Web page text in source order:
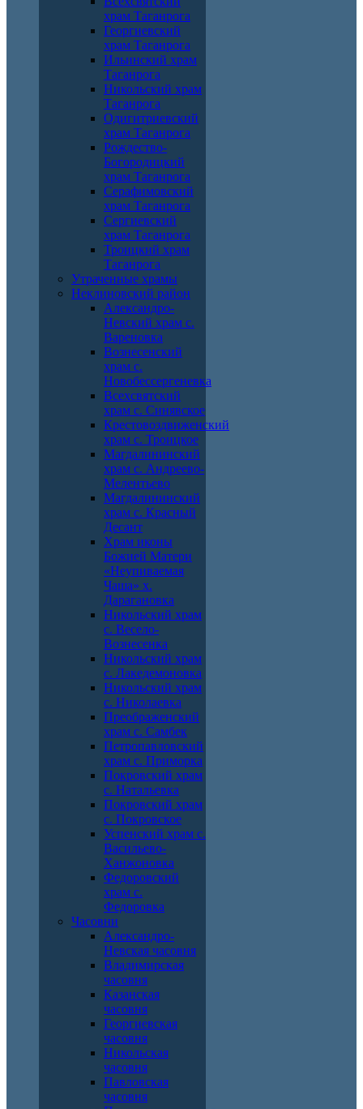
храм Таганрога
Георгиевский
храм Таганрога
Ильинский храм
Таганрога
Никольский храм
Таганрога
Одигитриевский
храм Таганрога
Рождество-
Богородицкий
храм Таганрога
Серафимовский
храм Таганрога
Сергиевский
храм Таганрога
Троицкий храм
Таганрога
Утраченные храмы
Неклиновский район
Александро-
Невский храм с.
Вареновка
Вознесенский
храм с.
Новобессергеневка
Всехсвятский
храм с. Синявское
Крестовоздвиженский
храм с. Троицкое
Магдалининский
храм с. Андреево-
Мелентьево
Магдалининский
храм с. Красный
Десант
Храм иконы
Божией Матери
«Неупиваемая
Чаша» х.
Дарагановка
Никольский храм
с. Весело-
Вознесенка
Никольский храм
с. Лакедемоновка
Никольский храм
с. Николаевка
Преображенский
храм с. Самбек
Петропавловский
храм с. Приморка
Покровский храм
с. Натальевка
Покровский храм
с. Покровское
Успенский храм с.
Васильево-
Ханжоновка
Федоровский
храм с.
Федоровка
Часовни
Александро-
Невская часовня
Владимирская
часовня
Казанская
часовня
Георгиевская
часовня
Никольская
часовня
Павловская
часовня